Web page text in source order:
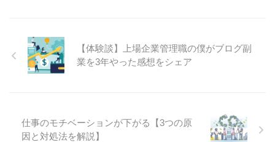
【体験談】上場企業管理職の僕がブログ副
業を3年やった感想をシェア
仕事のモチベーションが下がる【3つの原
因と対処法を解説】